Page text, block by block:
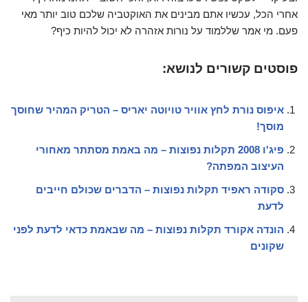
אחרי הכל, עכשיו אתם מבינים את האוקטביה שלכם טוב יותר מאי
פעם. מי אמר שללמוד על נורות אזהרה לא יכול להיות כיף?
פוסטים קשורים לנושא:
איפוס נורת לחץ אוויר טויוטה יאריס – הטריק המהיר שחוסך
מוסך!
פיג'ו 2008 תקלות נפוצות – מה באמת מסתתר מאחורי
העיצוב המפתה?
סקודה ראפיד תקלות נפוצות – הדברים שכולם חייבים
לדעת
הונדה אקורד תקלות נפוצות – מה שבאמת כדאי לדעת לפני
שקונים